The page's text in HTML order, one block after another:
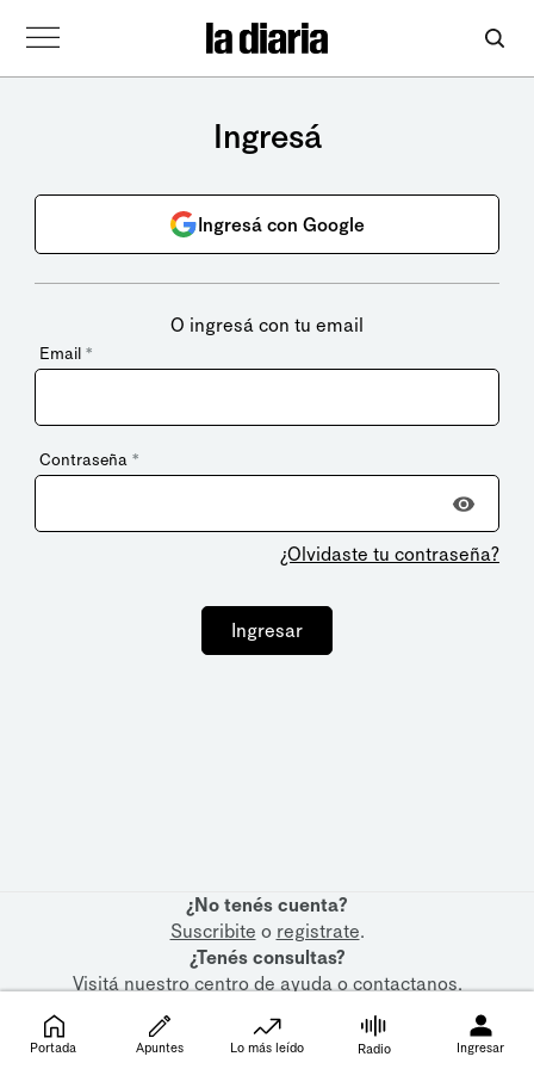
Ingresá
Ingresá con Google
O ingresá con tu email
Email *
Contraseña *
¿Olvidaste tu contraseña?
Ingresar
¿No tenés cuenta?
Suscribite o registrate.
¿Tenés consultas?
Visitá nuestrocentro de ayudaocontactanos.
Portada Apuntes Lo más leído Radio Ingresar